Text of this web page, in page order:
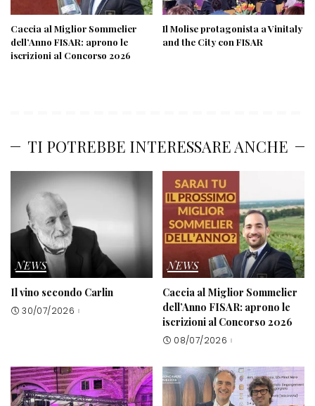
Caccia al Miglior Sommelier
dell’Anno FISAR: aprono le
iscrizioni al Concorso 2026
Il Molise protagonista a Vinitaly
and the City con FISAR
TI POTREBBE INTERESSARE ANCHE
NEWS
Il vino secondo Carlin
30/07/2026
NEWS
Caccia al Miglior Sommelier
dell’Anno FISAR: aprono le
iscrizioni al Concorso 2026
08/07/2026